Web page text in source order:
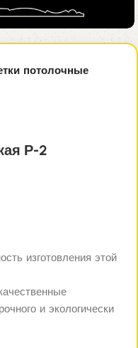
потолочные
Р-2
изготовления этой
и экологически